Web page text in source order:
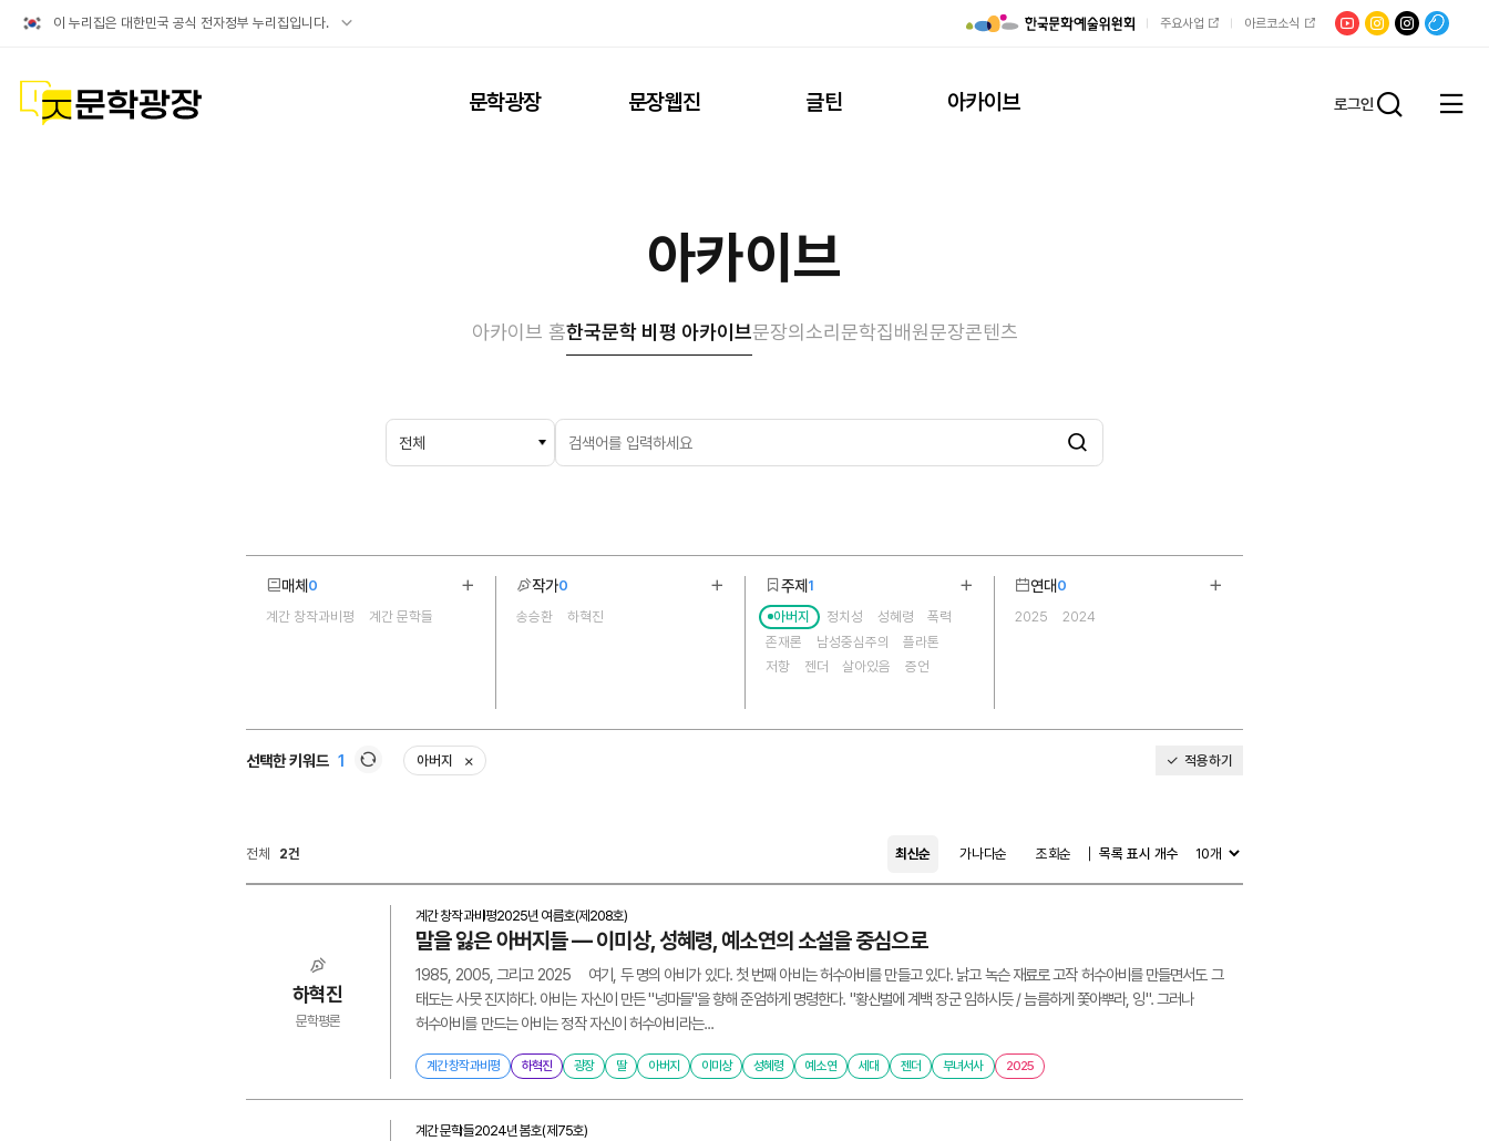
이 누리집은 대한민국 공식 전자정부 누리집입니다.
공식
주요사업 아르코소식 유튜브문학광장채널문장
팟빵
문학광장 문학광장 문장웹진 글틴 아카이브 로그인
전체
아카이브
아카이브 홈한국문학 비평 아카이브문장의소리 문학집배원문장콘텐츠
매체0
계간 창작과비평
계간 문학들
작가0
송승환
하혁진
주제1
아버지
정치성 성혜령
폭력
존재론
남성중심주의
플라톤
저항
젠더 살아있음
증언
연대0
2025
2024
선택한 키워드 1
아버지
삭제
적용하기
전체 2건 최신순 가나다순 조회순 목록 표시 개수
하혁진
문학평론
계간 창작과비평2025년 여름호(제208호)
말을 잃은 아버지들 ― 이미상, 성혜령, 예소연의 소설을 중심으로
1985, 2005, 그리고 2025 여기, 두 명의 아비가 있다. 첫 번째 아비는 허수아비를 만들고 있다. 낡고 녹슨 재료로 고작 허수아비를 만들면서도 그
태도는 사뭇 진지하다. 아비는 자신이 만든 "넝마들"을 향해 준엄하게 명령한다. "황산벌에 계백 장군 임하시듯 / 늠름하게 쫓아뿌라, 잉". 그러나
허수아비를 만드는 아비는 정작 자신이 허수아비라는...
계간 창작과비평 하혁진 광장 딸 아버지 이미상 성혜령 예소연 세대 젠더 부녀서사 2025
계간 문학들2024년 봄호(제75호)